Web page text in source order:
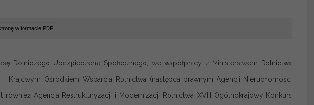
w formacie PDF
Rolniczego Ubezpieczenia Społecznego, we współpracy z Ministerstwem Rolnictwa
Krajowym Ośrodkiem Wsparcia Rolnictwa (następca prawnym Agencji Nieruchomości
Agencja Restrukturyzacji i Modernizacji Rolnictwa. XVIII Ogólnokrajowy Konkurs